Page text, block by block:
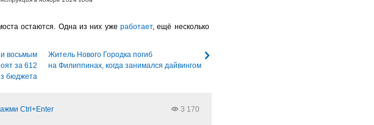
остаются. Одна из них ужеработает, ещё несколько
восьмым
за 612
бюджета
Житель Нового Городка погиб
на Филиппинах, когда занимался дайвингом
Ctrl+Enter 3 170